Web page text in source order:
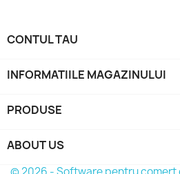
CONTUL TAU
INFORMATIILE MAGAZINULUI
PRODUSE
ABOUT US